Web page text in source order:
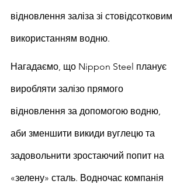
відновлення заліза зі стовідсотковим
використанням водню.
Нагадаємо, що Nippon Steel планує
виробляти залізо прямого
відновлення за допомогою водню,
аби зменшити викиди вуглецю та
задовольнити зростаючий попит на
«зелену» сталь. Водночас компанія